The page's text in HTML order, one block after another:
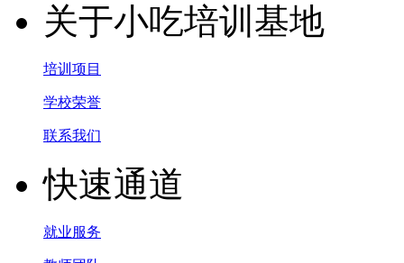
关于小吃培训基地
培训项目
学校荣誉
联系我们
快速通道
就业服务